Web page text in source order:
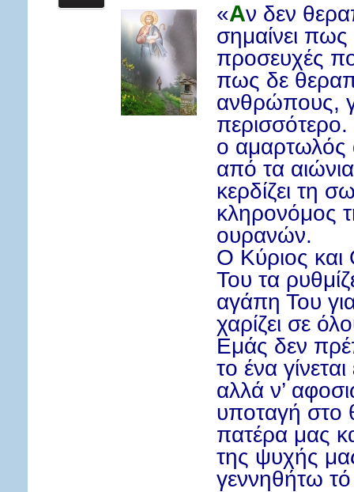
«Αν δεν
σημαίνει
προσευχές
πως δε
ανθρώπους,
ο αμαρτωλός
από τα
κερδίζει τη
κληρονόμος
ουρανών.
Ο Κύριος και
Του τα
αγάπη Του
χαρίζει σε
Εμάς δεν
το ένα
αλλά ν’
υποταγή στο
πατέρα μας
της ψυχής
γεννηθήτω